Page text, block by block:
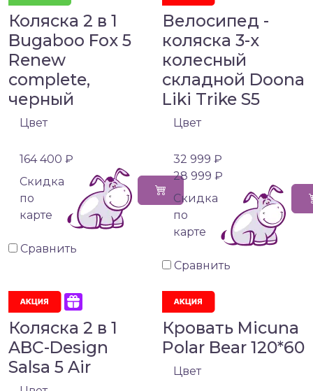
Коляска 2 в 1
Bugaboo Fox 5
Renew
complete,
черный
Цвет
164 400 ₽
Cкидка
по
карте
Сравнить
Велосипед -
коляска 3-х
колесный
складной Doona
Liki Trike S5
Цвет
32 999 ₽
28 999 ₽
Cкидка
по
карте
Сравнить
Коляска 2 в 1
ABC-Design
Salsa 5 Air
Кровать Micuna
Polar Bear 120*60
Цвет